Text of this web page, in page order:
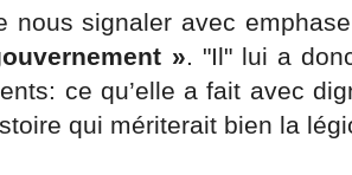
nous signaler avec
». "Il" lui a
ce qu’elle a fait avec
qui mériterait bien la